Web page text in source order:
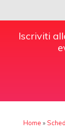
Iscriviti
Home »